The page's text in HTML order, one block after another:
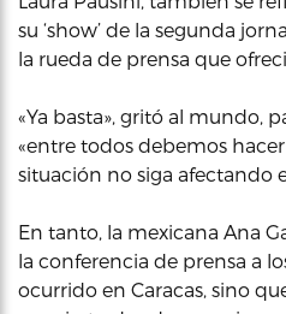
su ‘show’ de la segunda
la rueda de prensa que
«Ya basta», gritó al mundo,
«entre todos debemos
situación no siga afectando
En tanto, la mexicana Ana
la conferencia de prensa a
ocurrido en Caracas, sino